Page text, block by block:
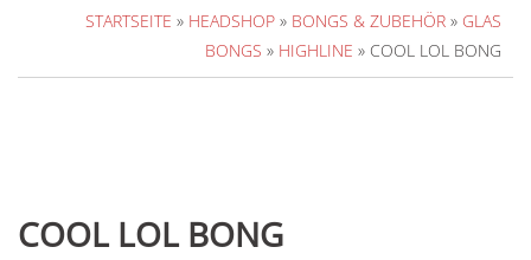
STARTSEITE » HEADSHOP » BONGS & ZUBEHÖR » GLAS
BONGS » HIGHLINE » COOL LOL BONG
COOL LOL BONG